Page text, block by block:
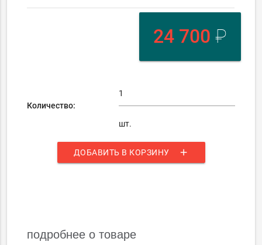
24 700 ₽
Количество:
шт.
ДОБАВИТЬ В КОРЗИНУ add
подробнее о товаре